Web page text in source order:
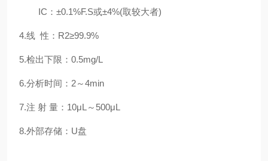
IC：±0.1%F.S或±4%(取较大者)
4.线 性：R2≥99.9%
5.检出下限：0.5mg/L
6.分析时间：2～4min
7.注 射 量：10μL～500μL
8.外部存储：U盘